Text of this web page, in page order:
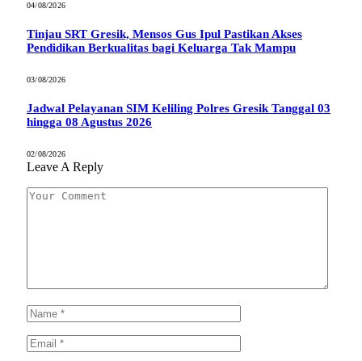
04/08/2026
Tinjau SRT Gresik, Mensos Gus Ipul Pastikan Akses
Pendidikan Berkualitas bagi Keluarga Tak Mampu
03/08/2026
Jadwal Pelayanan SIM Keliling Polres Gresik Tanggal 03
hingga 08 Agustus 2026
02/08/2026
Leave A Reply